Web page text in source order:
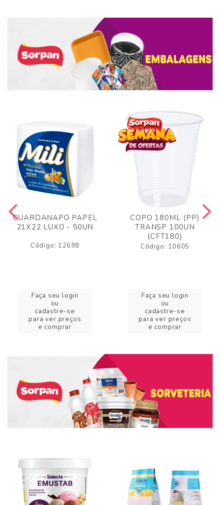
GUARDANAPO PAPEL
21X22 LUXO - 50UN
Código: 12698
Faça seu login
ou
cadastre-se
para ver preços
e comprar
COPO 180ML (PP)
TRANSP 100UN
(CFT180)
Código: 10605
Faça seu login
ou
cadastre-se
para ver preços
e comprar